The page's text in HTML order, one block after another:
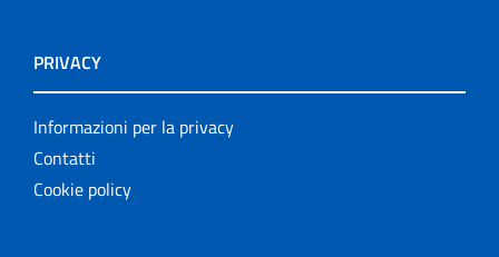
PRIVACY
Informazioni per la privacy
Contatti
Cookie policy